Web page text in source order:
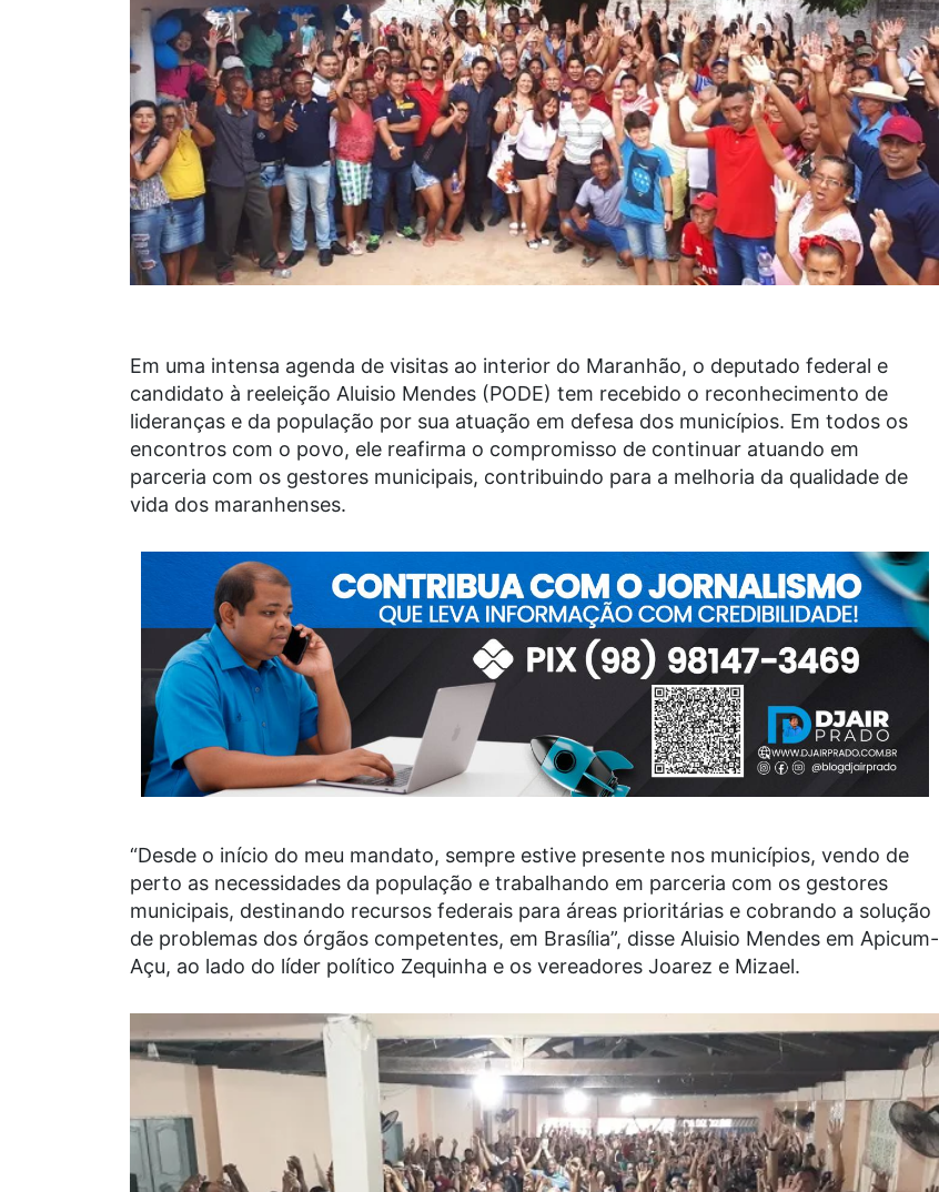
Em uma intensa agenda de visitas ao interior do Maranhão, o deputado federal e
candidato à reeleição Aluisio Mendes (PODE) tem recebido o reconhecimento de
lideranças e da população por sua atuação em defesa dos municípios. Em todos os
encontros com o povo, ele reafirma o compromisso de continuar atuando em
parceria com os gestores municipais, contribuindo para a melhoria da qualidade de
vida dos maranhenses.
“Desde o início do meu mandato, sempre estive presente nos municípios, vendo de
perto as necessidades da população e trabalhando em parceria com os gestores
municipais, destinando recursos federais para áreas prioritárias e cobrando a solução
de problemas dos órgãos competentes, em Brasília”, disse Aluisio Mendes em Apicum-
Açu, ao lado do líder político Zequinha e os vereadores Joarez e Mizael.